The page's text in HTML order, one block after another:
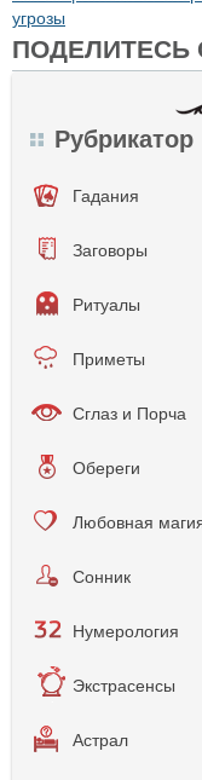
угрозы
Рубрикатор
Гадания
Заговоры
Ритуалы
Приметы
Сглаз и Порча
Обереги
Любовная
Сонник
Нумерология
Экстрасенсы
Астрал